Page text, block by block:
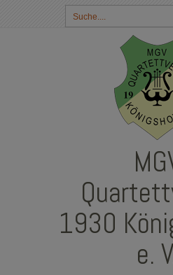
Suchbegriff
eingeben:
1930
e.